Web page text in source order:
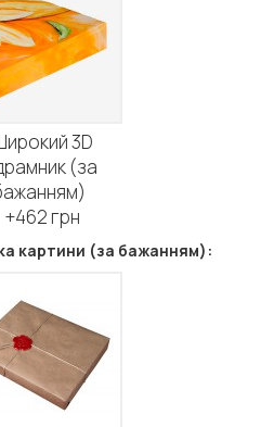
3D
(за
+462 грн
картини (за бажанням):